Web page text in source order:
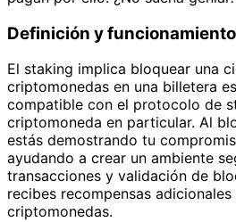
Definición y
El staking implica bloquear una
criptomonedas en una billetera
compatible con el protocolo de
criptomoneda en particular. Al
estás demostrando tu
ayudando a crear un ambiente
transacciones y validación de
recibes recompensas
criptomonedas.